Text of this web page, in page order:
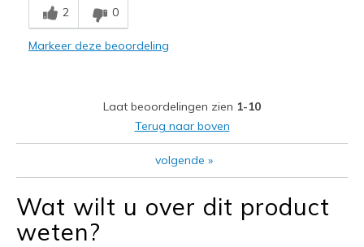
Beste toepassingen
Casual Wear
Special Occasions
Width
Feels true to width
Feels true to size
2 0
Markeer deze beoordeling
Laat beoordelingen zien 1-10
Terug naar boven
volgende »
Wat wilt u over dit product
weten?